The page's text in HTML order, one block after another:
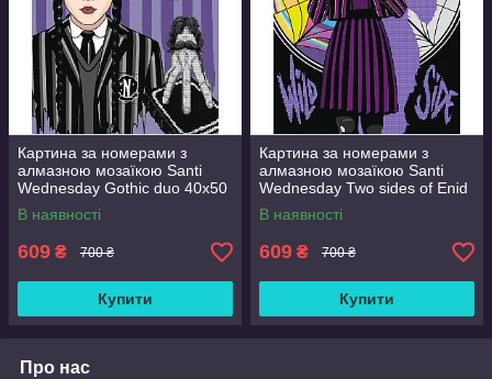
Картина за номерами з
алмазною мозаїкою Santi
Wednesday Gothic duo 40x50
см Різнобарвний (954993)
В наявності
609 ₴ 700 ₴
Купити
Картина за номерами з
алмазною мозаїкою Santi
Wednesday Two sides of Enid
Sinclair 40x50 см
Різнобарвний (954975)
В наявності
609 ₴ 700 ₴
Купити
Про нас